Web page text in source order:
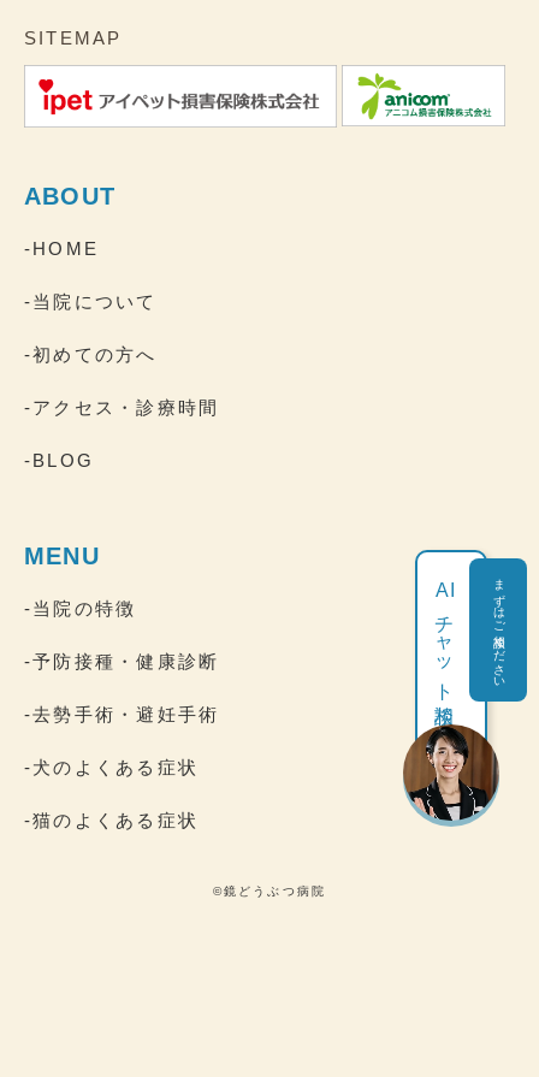
SITEMAP
ABOUT
-HOME
-当院について
-初めての方へ
-アクセス・診療時間
-BLOG
MENU
-当院の特徴
-予防接種・健康診断
-去勢手術・避妊手術
-犬のよくある症状
-猫のよくある症状
©鏡どうぶつ病院
AI
チャット相談 まずはご相談ください